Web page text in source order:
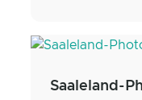
Saaleland-